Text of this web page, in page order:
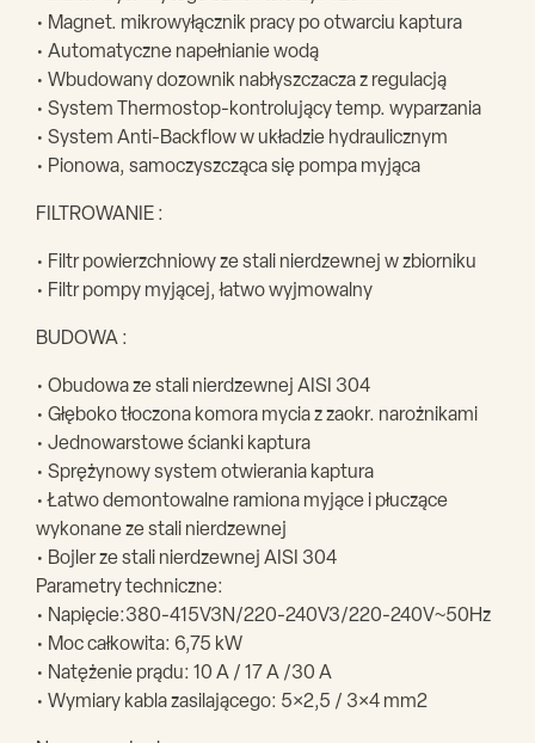
• Magnet. mikrowyłącznik pracy po otwarciu kaptura
• Automatyczne napełnianie wodą
• Wbudowany dozownik nabłyszczacza z regulacją
• System Thermostop-kontrolujący temp. wyparzania
• System Anti-Backflow w układzie hydraulicznym
• Pionowa, samoczyszcząca się pompa myjąca
FILTROWANIE :
• Filtr powierzchniowy ze stali nierdzewnej w zbiorniku
• Filtr pompy myjącej, łatwo wyjmowalny
BUDOWA :
• Obudowa ze stali nierdzewnej AISI 304
• Głęboko tłoczona komora mycia z zaokr. narożnikami
• Jednowarstowe ścianki kaptura
• Sprężynowy system otwierania kaptura
• Łatwo demontowalne ramiona myjące i płuczące
wykonane ze stali nierdzewnej
• Bojler ze stali nierdzewnej AISI 304
Parametry techniczne:
• Napięcie:380-415V3N/220-240V3/220-240V~50Hz
• Moc całkowita: 6,75 kW
• Natężenie prądu: 10 A / 17 A /30 A
• Wymiary kabla zasilającego: 5×2,5 / 3×4 mm2